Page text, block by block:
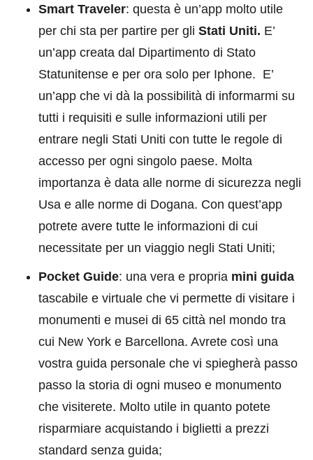
Smart Traveler: questa è un’app molto utile
per chi sta per partire per gli Stati Uniti. E’
un’app creata dal Dipartimento di Stato
Statunitense e per ora solo per Iphone. E’
un’app che vi dà la possibilità di informarmi su
tutti i requisiti e sulle informazioni utili per
entrare negli Stati Uniti con tutte le regole di
accesso per ogni singolo paese. Molta
importanza è data alle norme di sicurezza negli
Usa e alle norme di Dogana. Con quest’app
potrete avere tutte le informazioni di cui
necessitate per un viaggio negli Stati Uniti;
Pocket Guide: una vera e propria mini guida
tascabile e virtuale che vi permette di visitare i
monumenti e musei di 65 città nel mondo tra
cui New York e Barcellona. Avrete così una
vostra guida personale che vi spiegherà passo
passo la storia di ogni museo e monumento
che visiterete. Molto utile in quanto potete
risparmiare acquistando i biglietti a prezzi
standard senza guida;